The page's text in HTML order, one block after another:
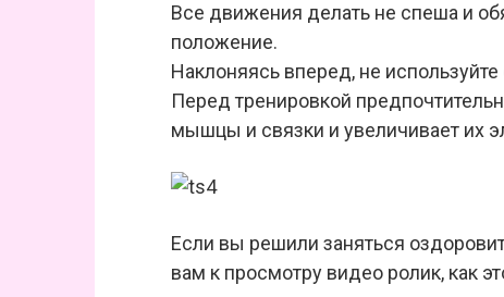
Все движения делать не спеша и
положение.
Наклоняясь вперед, не используйте
Перед тренировкой
мышцы и связки и увеличивает их
Если вы решили заняться
вам к просмотру видео ролик, как